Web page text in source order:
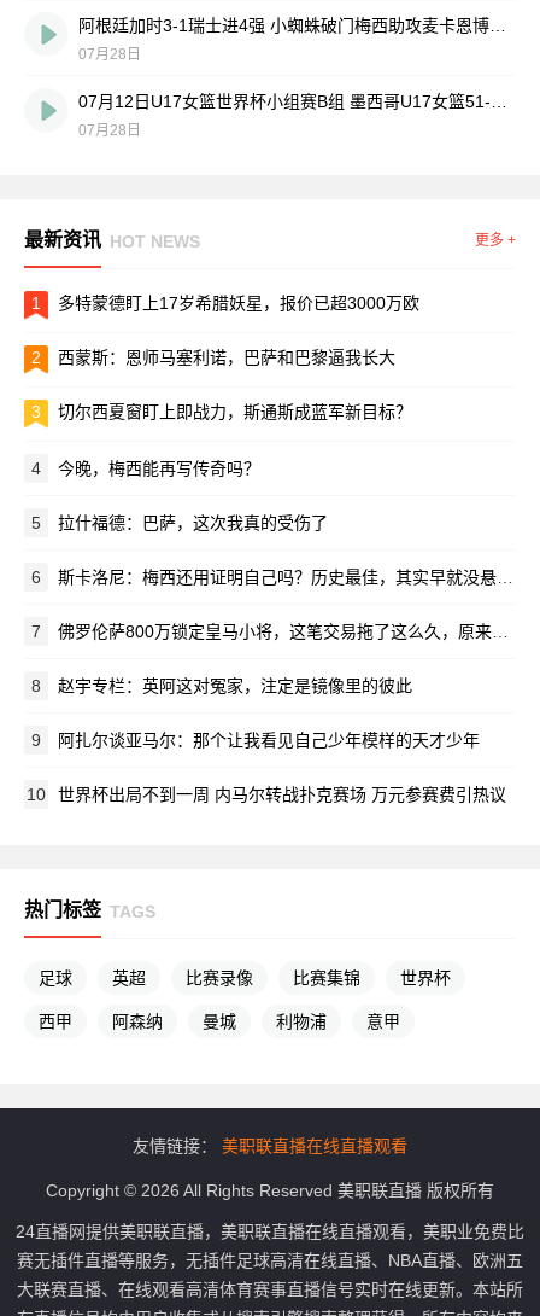
07月28日
07月28日
最新资讯 HOT NEWS 更多 +
1 多特蒙德盯上17岁希腊妖星，报价已超3000万欧
2 西蒙斯：恩师马塞利诺，巴萨和巴黎逼我长大
3 切尔西夏窗盯上即战力，斯通斯成蓝军新目标？
4 今晚，梅西能再写传奇吗？
5 拉什福德：巴萨，这次我真的受伤了
6 斯卡洛尼：梅西还用证明自己吗？历史最佳，其实早就没悬念了
7 佛罗伦萨800万锁定皇马小将，这笔交易拖了这么久，原来是在等穆里尼奥点头
8 赵宇专栏：英阿这对冤家，注定是镜像里的彼此
9 阿扎尔谈亚马尔：那个让我看见自己少年模样的天才少年
10 世界杯出局不到一周 内马尔转战扑克赛场 万元参赛费引热议
热门标签 TAGS
足球 英超 比赛录像 比赛集锦 世界杯
西甲 阿森纳 曼城 利物浦 意甲
友情链接： 美职联直播在线直播观看
Copyright © 2026 All Rights Reserved 美职联直播 版权所有
24直播网提供美职联直播，美职联直播在线直播观看，美职业免费比
赛无插件直播等服务，无插件足球高清在线直播、NBA直播、欧洲五
大联赛直播、在线观看高清体育赛事直播信号实时在线更新。本站所